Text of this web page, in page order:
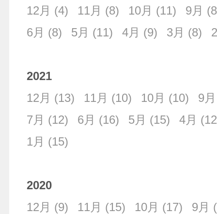
12月 (4) 11月 (8) 10月 (11) 9月
6月 (8) 5月 (11) 4月 (9) 3月 (8)
2021
12月 (13) 11月 (10) 10月 (10) 9月
7月 (12) 6月 (16) 5月 (15) 4月
1月 (15)
2020
12月 (9) 11月 (15) 10月 (17) 9月